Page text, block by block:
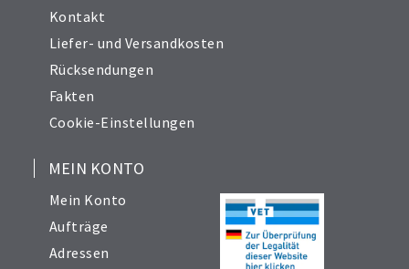
Kontakt
Liefer- und Versandkosten
Rücksendungen
Fakten
Cookie-Einstellungen
MEIN KONTO
Mein Konto
Aufträge
Adressen